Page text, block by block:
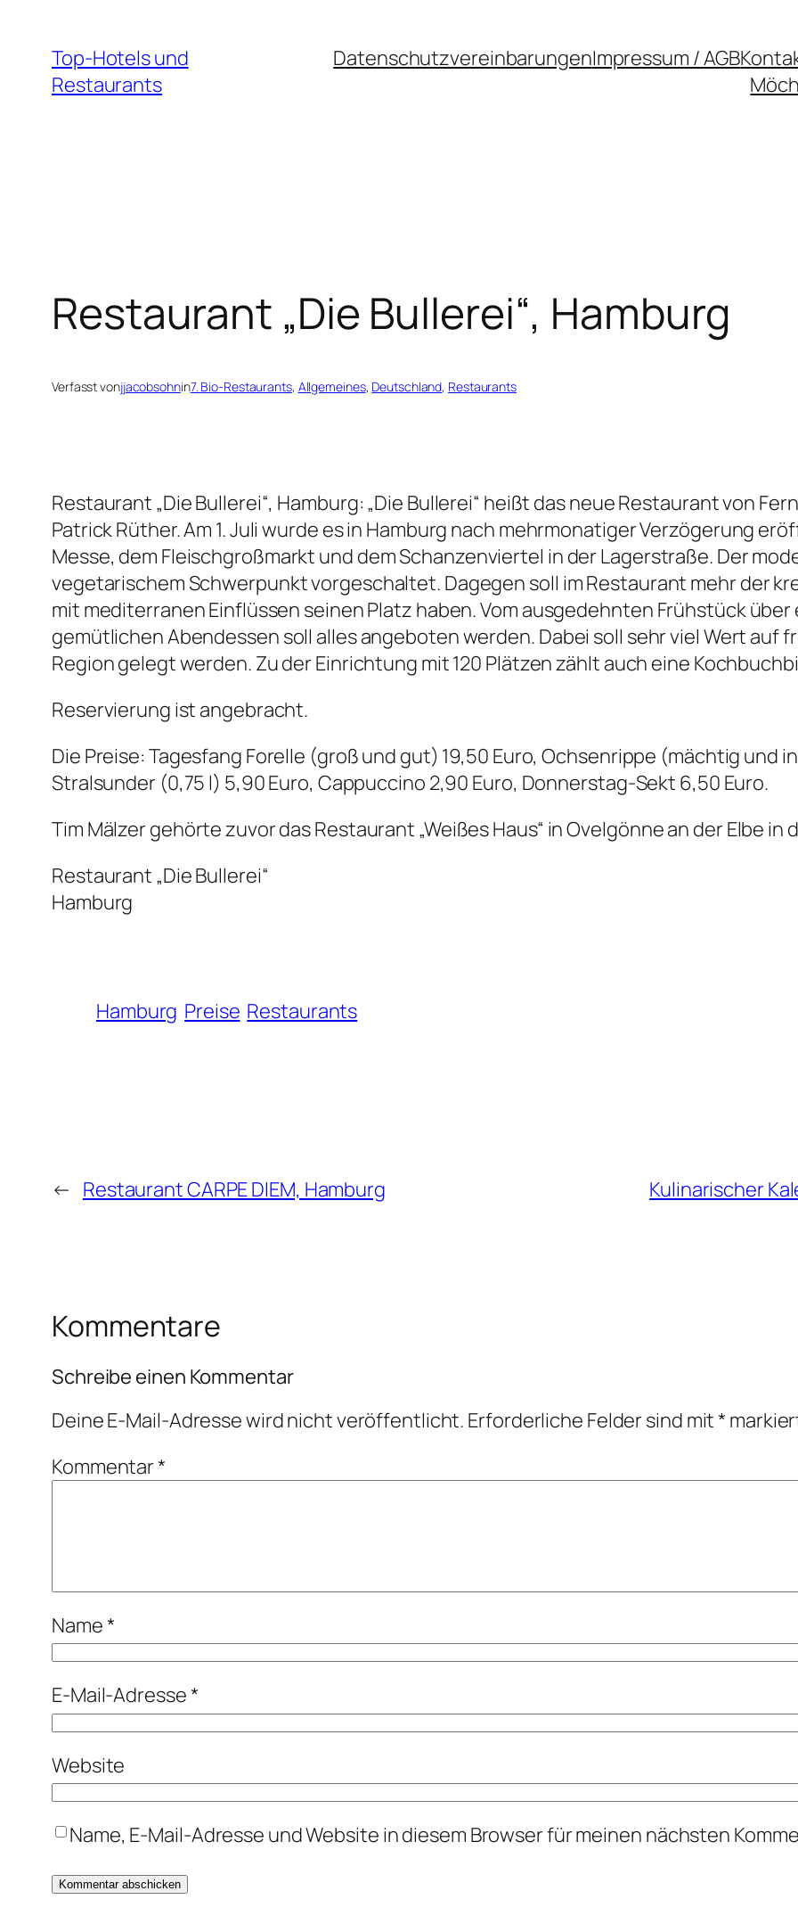
Inhalt
springen
Top-Hotels und
Restaurants
DatenschutzvereinbarungenImpressum / AGB
Restaurant „Die Bullerei“, Hamburg
Verfasst vonjjacobsohnin7. Bio-Restaurants, Allgemeines, Deutschland, Restaurants
Restaurant „Die Bullerei“, Hamburg: „Die Bullerei“ heißt das neue Restaurant von
Patrick Rüther. Am 1. Juli wurde es in Hamburg nach mehrmonatiger Verzögerung
Messe, dem Fleischgroßmarkt und dem Schanzenviertel in der Lagerstraße. Der
vegetarischem Schwerpunkt vorgeschaltet. Dagegen soll im Restaurant mehr der
mit mediterranen Einflüssen seinen Platz haben. Vom ausgedehnten Frühstück
gemütlichen Abendessen soll alles angeboten werden. Dabei soll sehr viel Wert auf
Region gelegt werden. Zu der Einrichtung mit 120 Plätzen zählt auch eine
Reservierung ist angebracht.
Die Preise: Tagesfang Forelle (groß und gut) 19,50 Euro, Ochsenrippe (mächtig und
Stralsunder (0,75 l) 5,90 Euro, Cappuccino 2,90 Euro, Donnerstag-Sekt 6,50 Euro.
Tim Mälzer gehörte zuvor das Restaurant „Weißes Haus“ in Ovelgönne an der Elbe
Restaurant „Die Bullerei“
Hamburg
Hamburg Preise Restaurants
← Restaurant CARPE DIEM, Hamburg Kulinarischer
Kommentare
Schreibe einen Kommentar
Deine E-Mail-Adresse wird nicht veröffentlicht. Erforderliche Felder sind mit*
Kommentar*
Name*
E-Mail-Adresse*
Website
Name, E-Mail-Adresse und Website in diesem Browser für meinen nächsten